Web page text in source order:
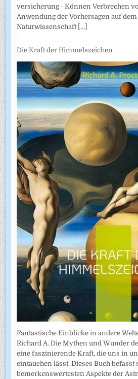
versicherung - Können Verbrechen
Anwendung der Vorhersagen auf dem
Naturwissenschaft [...]
Die Kraft der Himmelszeichen
Fantastische Einblicke in andere
Richard A. Die Mythen und Wunder
eine faszinierende Kraft, die uns in
eintauchen lässt. Dieses Buch
bemerkenswertesten Aspekte der